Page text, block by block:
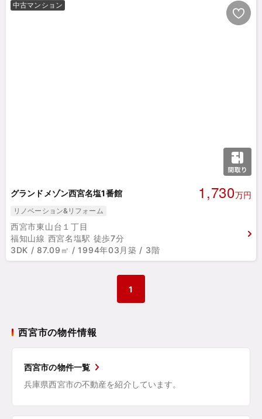
中古マンション
グランドメゾン西宮名塩1番館 1,730万円
リノベーション&リフォーム
西宮市東山台１丁目
福知山線 西宮名塩駅 徒歩7分
3DK / 87.09㎡ / 1994年03月築 / 3階
1
西宮市の物件情報
西宮市の物件一覧
兵庫県西宮市の不動産を紹介しています。